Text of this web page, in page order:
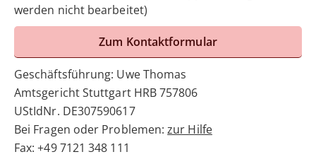
werden nicht bearbeitet)
Zum Kontaktformular
Geschäftsführung: Uwe Thomas
Amtsgericht Stuttgart HRB 757806
UStIdNr. DE307590617
Bei Fragen oder Problemen:zur Hilfe
Fax: +49 7121 348 111